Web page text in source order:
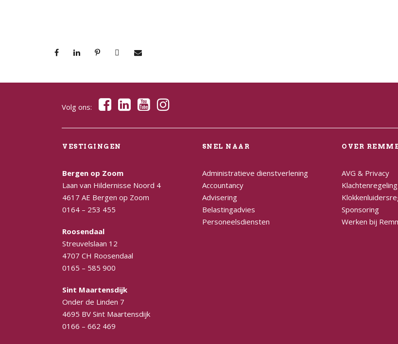
Volg ons:
VESTIGINGEN
Bergen op Zoom
Laan van Hildernisse Noord 4
4617 AE Bergen op Zoom
0164 – 253 455
Roosendaal
Streuvelslaan 12
4707 CH Roosendaal
0165 – 585 900
Sint Maartensdijk
Onder de Linden 7
4695 BV Sint Maartensdijk
0166 – 662 469
SNEL NAAR
Administratieve dienstverlening
Accountancy
Advisering
Belastingadvies
Personeelsdiensten
OVER
AVG & Privacy
Klachtenregeling
Sponsoring
Werken bij